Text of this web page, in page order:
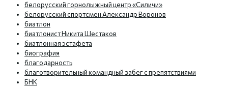
белорусский горнолыжный центр «Силичи»
белорусский спортсмен Александр Воронов
биатлон
биатлонист Никита Шестаков
биатлонная эстафета
биография
благодарность
благотворительный командный забег с препятствиями
БНК